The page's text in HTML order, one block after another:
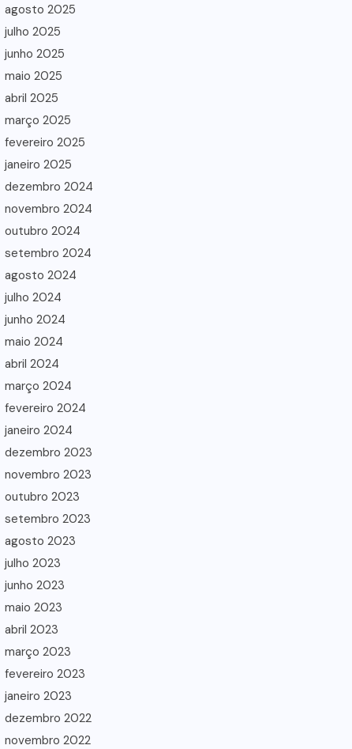
agosto 2025
julho 2025
junho 2025
maio 2025
abril 2025
março 2025
fevereiro 2025
janeiro 2025
dezembro 2024
novembro 2024
outubro 2024
setembro 2024
agosto 2024
julho 2024
junho 2024
maio 2024
abril 2024
março 2024
fevereiro 2024
janeiro 2024
dezembro 2023
novembro 2023
outubro 2023
setembro 2023
agosto 2023
julho 2023
junho 2023
maio 2023
abril 2023
março 2023
fevereiro 2023
janeiro 2023
dezembro 2022
novembro 2022